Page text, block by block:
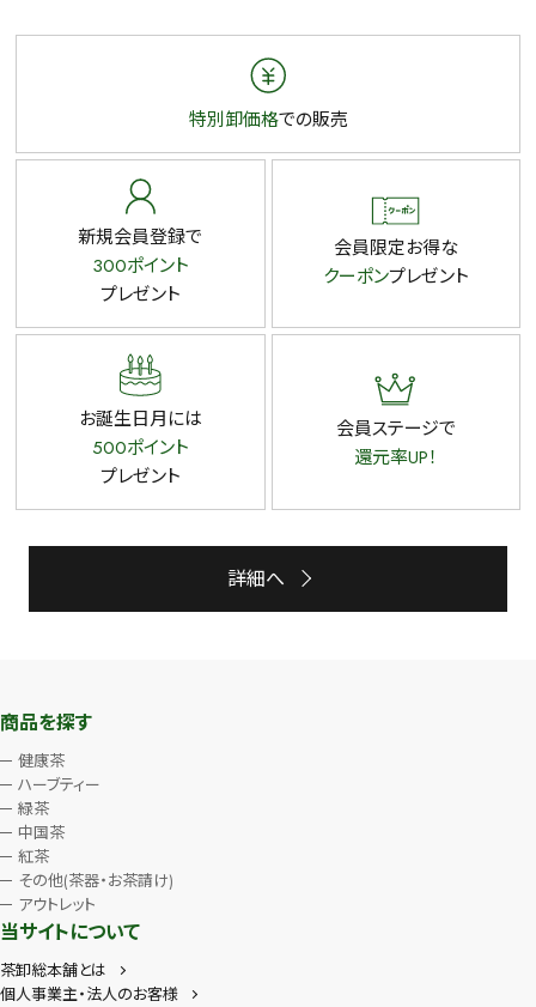
特別卸価格での販売
新規会員登録で
300ポイント
プレゼント
会員限定お得な
クーポンプレゼント
お誕生日月には
500ポイント
プレゼント
会員ステージで
還元率UP！
詳細へ
商品を探す
健康茶
ハーブティー
緑茶
中国茶
紅茶
その他(茶器・お茶請け)
アウトレット
当サイトについて
茶卸総本舗とは
個人事業主・法人のお客様